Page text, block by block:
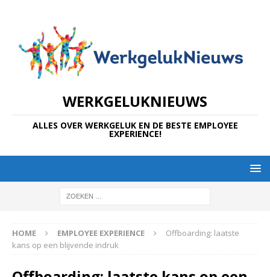
WERKGELUKNIEUWS
ALLES OVER WERKGELUK EN DE BESTE EMPLOYEE
EXPERIENCE!
HOME EMPLOYEE EXPERIENCE
Offboarding: laatste
kans op een blijvende indruk